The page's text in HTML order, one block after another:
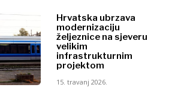
Hrvatska ubrzava
modernizaciju
željeznice na sjeveru
velikim
infrastrukturnim
projektom
15. travanj 2026.